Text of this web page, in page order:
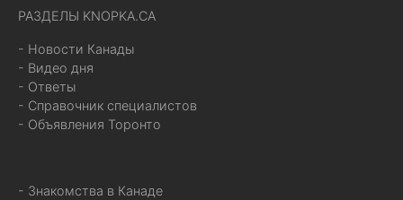
РАЗДЕЛЫ KNOPKA.CA
- Новости Канады
- Видео дня
- Ответы
- Справочник специалистов
- Объявления Торонто
- Знакомства в Канаде